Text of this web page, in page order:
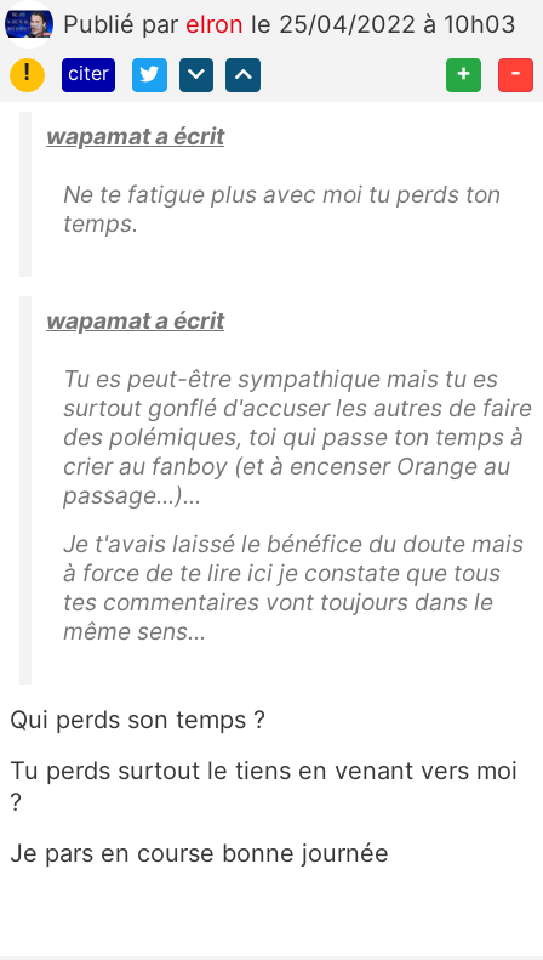
Publié par elron le 25/04/2022 à 10h03
!
citer + -
wapamat a écrit
Ne te fatigue plus avec moi tu perds ton
temps.
wapamat a écrit
Tu es peut-être sympathique mais tu es
surtout gonflé d'accuser les autres de faire
des polémiques, toi qui passe ton temps à
crier au fanboy (et à encenser Orange au
passage...)...
Je t'avais laissé le bénéfice du doute mais
à force de te lire ici je constate que tous
tes commentaires vont toujours dans le
même sens...
Qui perds son temps ?
Tu perds surtout le tiens en venant vers moi
?
Je pars en course bonne journée